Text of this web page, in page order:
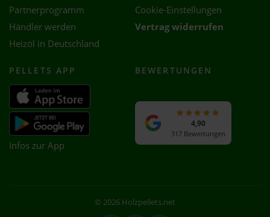
Partnerprogramm
Händler werden
Heizöl in Deutschland
Cookie-Einstellungen
Vertrag widerrufen
PELLETS APP
Infos zur App
BEWERTUNGEN
4,90
317 Bewertungen
© 2026 Holzpellets.net